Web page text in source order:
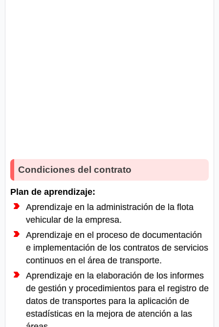
Condiciones del contrato
Plan de aprendizaje:
Aprendizaje en la administración de la flota
vehicular de la empresa.
Aprendizaje en el proceso de documentación
e implementación de los contratos de servicios
continuos en el área de transporte.
Aprendizaje en la elaboración de los informes
de gestión y procedimientos para el registro de
datos de transportes para la aplicación de
estadísticas en la mejora de atención a las